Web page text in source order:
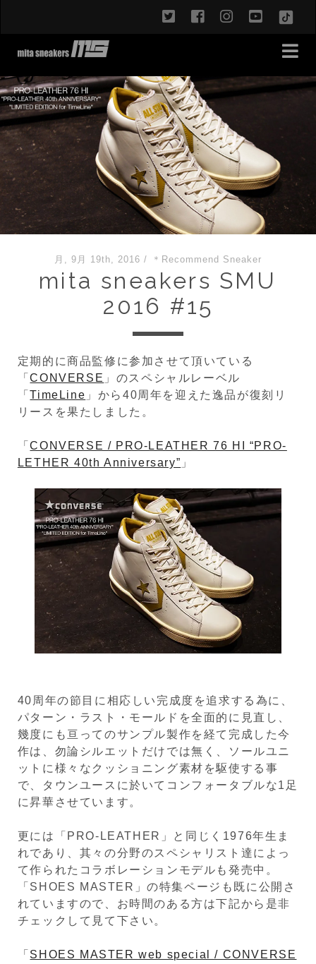
twitterfacebookinstagram
月, 9月 19th, 2016 / ＊Recommend Sneaker
mita sneakers SMU
2016 #15
定期的に商品監修に参加させて頂いている
「CONVERSE 」のスペシャルレーベル
「TimeLine 」から40周年を迎えた逸品が復刻リ
リースを果たしました。
「CONVERSE / PRO-LEATHER 76 HI “PRO-
LETHER 40th Anniversary” 」
40周年の節目に相応しい完成度を追求する為に、
パターン・ラスト・モールドを全面的に見直し、
幾度にも亘ってのサンプル製作を経て完成した今
作は、勿論シルエットだけでは無く、ソールユニ
ットに様々なクッショニング素材を駆使する事
で、タウンユースに於いてコンフォータブルな1足
に昇華させています。
更には「PRO-LEATHER」と同じく1976年生ま
れであり、其々の分野のスペシャリスト達によっ
て作られたコラボレーションモデルも発売中。
「SHOES MASTER」の特集ページも既に公開さ
れていますので、お時間のある方は下記から是非
チェックして見て下さい。
「 SHOES MASTER web special / CONVERSE